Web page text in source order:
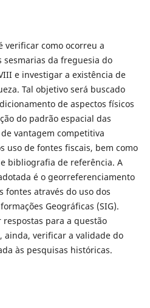
verificar como ocorreu a
da freguesia do
e investigar a existência de
Tal objetivo será buscado
de aspectos físicos
do padrão espacial das
vantagem competitiva
uso de fontes fiscais, bem como
bibliografia de referência. A
é o georreferenciamento
fontes através do uso dos
Geográficas (SIG).
respostas para a questão
ainda, verificar a validade do
às pesquisas históricas.